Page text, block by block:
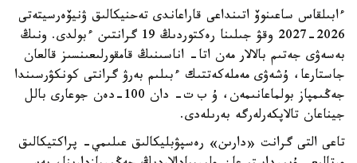
ءابىلقاس ساعىنوۆ اتىنداعى قاراعاندى تەحنيكالىق ۋنيۆەرسيتەتى
2026-2027 وقۋ جىلىنا رەكتوردىڭ 19 گرانتىن ءبولدى. ونىڭ
بەسەۋى جەتىم بالالار مەن اتا- اناسىنىڭ قامقورلىعىنسىز قالعان
جاستارعا، ۇشەۋى مەملەكەتتىك ءبىلىم بەرۋ گرانتى كونكۋرسىندا
جەڭىمپاز بولماعانىمەن، ۇ ب ت- دان 100-دەن جوعارى بالل
جيناعان تالاپكەرلەرگە بەرىلەدى.
تاعى التى گرانت «دارىن» رەسپۋبليكالىق عىلىمي- پراكتيكالىق